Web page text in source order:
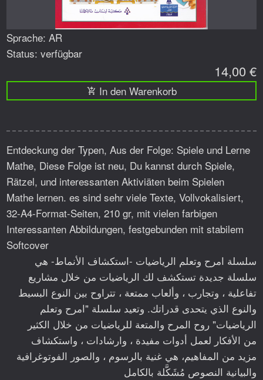
Sprache: AR
Status: verfügbar
14,00 €
In den Warenkorb
Entdeckung der Typen, Aus der Folge: Spiele und Lerne
Mathe, Diese Folge ist neu, Du kannst durch Spiele,
Rätzel, und interessanten Aktiviäten beim Spielen
Mathe lernen. es sind sehr viele Texte, Vollvokalisiert,
32-A4-Format-Seiten, 210 gr, mit vielen farbigen
Interessanten Abbildungen, festgebunden mit stabilem
Softcover
سلسلة امرح وتعلم الرياضيات -استكشاف الأنماط- هي
سلسلة جديدة تستكشف لك الرياضيات من خلال مشاريع
تفاعلية ، وتجارب ، وألعاب ممتعة ، تتراوح بين النوع البسيط
والنوع الذي يتحدى قدراتك. وتعيد سلسلة "امرح وتعلم
الرياضيات" روح المرح والمتعة للرياضيات من خلال الكثير
من الأفكار لعمل أدوات مفيدة ، وارشادات ، واستكشاف
مزيد من المفاهيم، هي غنية بالرسوم ، والصور الفوتوغرافية
والبيانية النصوص مُشَكَّلة بالكامل